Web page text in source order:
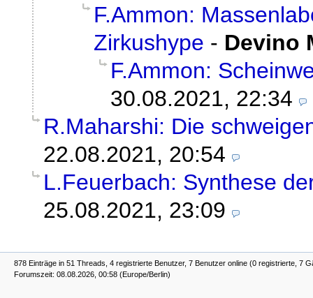
F.Ammon:
Zirkushype - Devino
F.Ammon:
30.08.2021, 22:34
R.Maharshi: Die
22.08.2021, 20:54
L.Feuerbach: Synthese
25.08.2021, 23:09
878 Einträge in 51 Threads, 4 registrierte Benutzer, 7 Benutzer online (0 registrierte, 7
Forumszeit: 08.08.2026, 00:58 (Europe/Berlin)